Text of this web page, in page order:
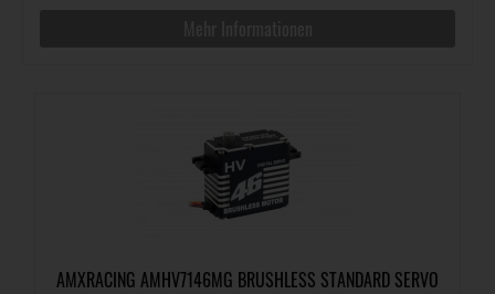
AMXRACING AMHV7146MG BRUSHLESS STANDARD SERVO